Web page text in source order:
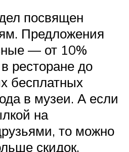
посвящен
Предложения
— от 10%
ресторане до
бесплатных
в музеи. А если
на
то можно
скидок.